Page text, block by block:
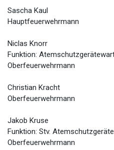
Sascha Kaul
Hauptfeuerwehrmann
Niclas Knorr
Funktion:
Oberfeuerwehrmann
Christian Kracht
Oberfeuerwehrmann
Jakob Kruse
Funktion: Stv.
Oberfeuerwehrmann